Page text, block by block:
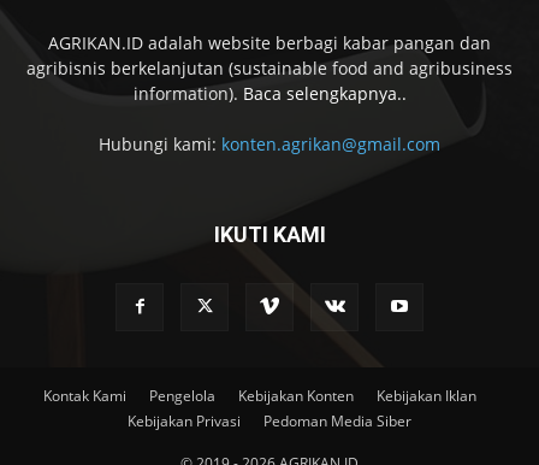
AGRIKAN.ID adalah website berbagi kabar pangan dan
agribisnis berkelanjutan (sustainable food and agribusiness
information). Baca selengkapnya..
Hubungi kami: konten.agrikan@gmail.com
IKUTI KAMI
Kontak Kami Pengelola Kebijakan Konten
Kebijakan Iklan
Kebijakan Privasi
Pedoman Media Siber